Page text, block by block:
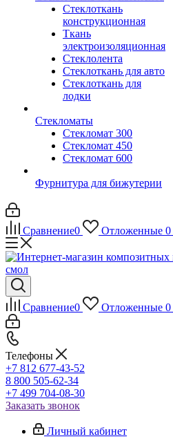
Стеклоткань
конструкционная
Ткань
электроизоляционная
Стеклолента
Стеклоткань для авто
Стеклоткань для
лодки
Стекломаты
Стекломат 300
Стекломат 450
Стекломат 600
Фурнитура для бижутерии
Сравнение0 Отложенные 0
Сравнение0 Отложенные 0
Телефоны
+7 812 677-43-52
8 800 505-62-34
+7 499 704-08-30
Заказать звонок
Личный кабинет